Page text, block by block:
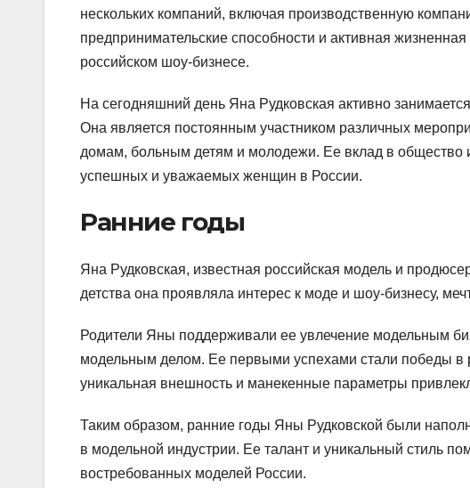
нескольких компаний, включая производственную
предпринимательские способности и активная
российском шоу-бизнесе.
На сегодняшний день Яна Рудковская активно
Она является постоянным участником различных
домам, больным детям и молодежи. Ее вклад в
успешных и уважаемых женщин в России.
Ранние годы
Яна Рудковская, известная российская модель и
детства она проявляла интерес к моде и шоу-бизнесу,
Родители Яны поддерживали ее увлечение модельным
модельным делом. Ее первыми успехами стали победы в
уникальная внешность и манекенные параметры
Таким образом, ранние годы Яны Рудковской были
в модельной индустрии. Ее талант и уникальный стиль
востребованных моделей России.